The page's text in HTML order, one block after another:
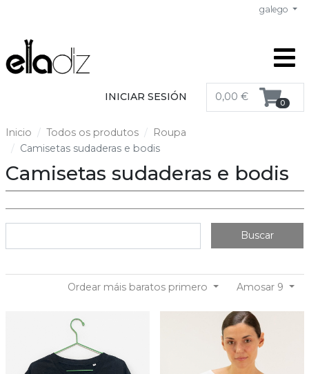
galego
INICIAR SESIÓN 0,00 € 0
Inicio Todos os produtos
Roupa
Camisetas sudaderas e bodis
Camisetas sudaderas e bodis
Buscar
Amosar 9
Ordear máis baratos primero